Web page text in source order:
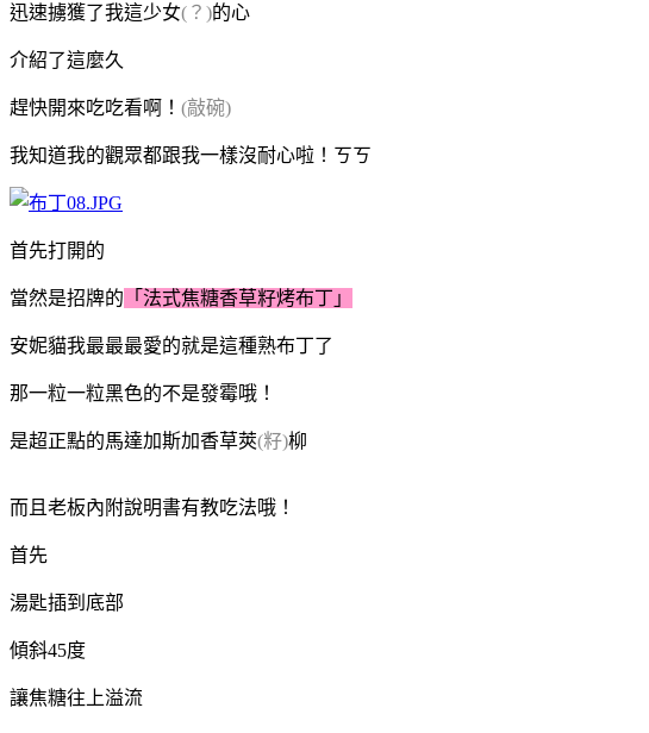
迅速擄獲了我這少女(？)的心
介紹了這麼久
趕快開來吃吃看啊！ (敲碗)
我知道我的觀眾都跟我一樣沒耐心啦！ㄎㄎ
首先打開的
當然是招牌的 「法式焦糖香草籽烤布丁」
安妮貓我最最最愛的就是這種熟布丁了
那一粒一粒黑色的不是發霉哦！
是超正點的馬達加斯加香草莢(籽)柳
而且老板內附說明書有教吃法哦！
首先
湯匙插到底部
傾斜45度
讓焦糖往上溢流